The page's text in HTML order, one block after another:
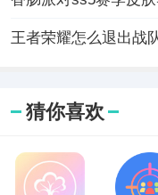
王者荣耀怎么退出战
猜你喜欢